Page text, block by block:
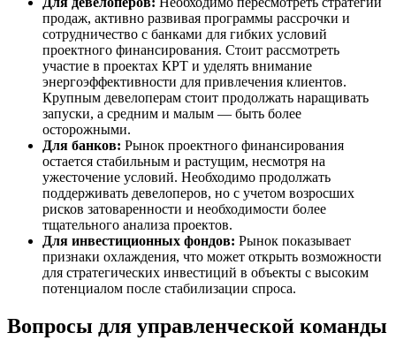
продаж, активно развивая программы рассрочки и
сотрудничество с банками для гибких условий
проектного финансирования. Стоит рассмотреть
участие в проектах КРТ и уделять внимание
энергоэффективности для привлечения клиентов.
Крупным девелоперам стоит продолжать наращивать
запуски, а средним и малым — быть более
осторожными.
Для банков: Рынок проектного финансирования
остается стабильным и растущим, несмотря на
ужесточение условий. Необходимо продолжать
поддерживать девелоперов, но с учетом возросших
рисков затоваренности и необходимости более
тщательного анализа проектов.
Для инвестиционных фондов: Рынок показывает
признаки охлаждения, что может открыть возможности
для стратегических инвестиций в объекты с высоким
потенциалом после стабилизации спроса.
Вопросы для управленческой команды